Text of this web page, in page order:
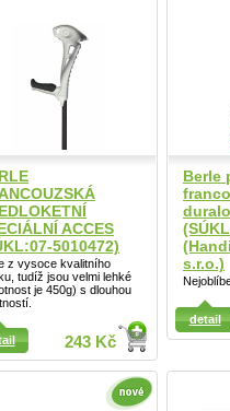
ACCES
5010472)
z vysoce kvalitního
tudíž jsou velmi lehké
je 450g) s dlouhou
243 Kč
Berle
s.r.o.)
detail